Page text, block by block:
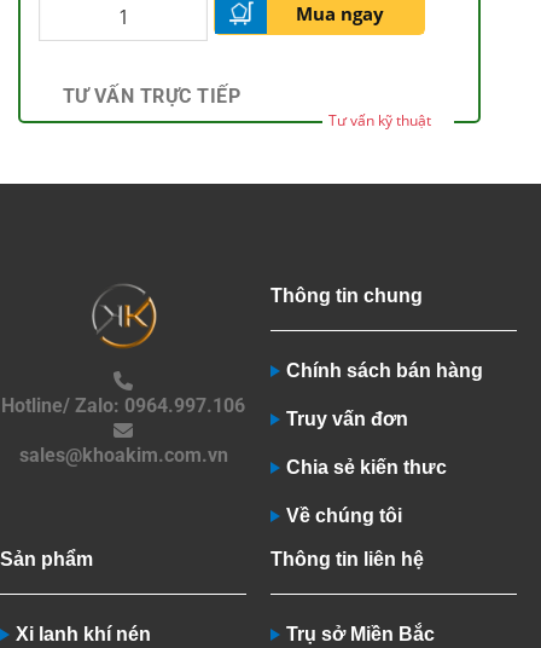
Mua ngay
TƯ VẤN TRỰC TIẾP
Tư vấn kỹ thuật
Hotline/ Zalo: 0964.997.106
sales@khoakim.com.vn
Thông tin chung
Chính sách bán hàng
Truy vấn đơn
Chia sẻ kiến thưc
Về chúng tôi
Sản phẩm
Xi lanh khí nén
Thông tin liên hệ
Trụ sở Miền Bắc